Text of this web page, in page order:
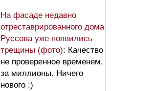
На фасаде недавно
отреставрированного дома
Руссова уже появились
трещины (фото): Качество
не проверенное временем,
за миллионы. Ничего
нового ;)